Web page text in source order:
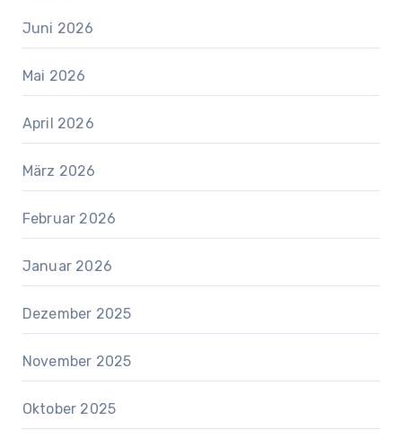
Juni 2026
Mai 2026
April 2026
März 2026
Februar 2026
Januar 2026
Dezember 2025
November 2025
Oktober 2025